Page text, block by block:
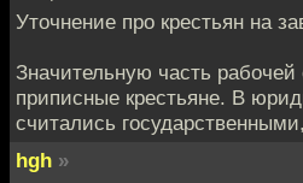
Уточнение про крестьян на
Значительную часть
приписные крестьяне. В
считались
hgh »